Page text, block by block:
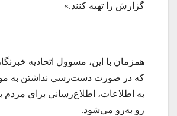
گزارش را تهیه کنند.»
همزمان با این، مسوول اتحادیه
که در صورت دست‌رسی نداشتن به
به اطلاعات، اطلاع‌رسانی برای
رو به‌رو می‌شود.